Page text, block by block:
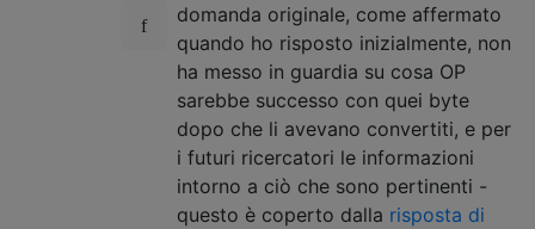
domanda originale, come affermato
quando ho risposto inizialmente, non
ha messo in guardia su cosa OP
sarebbe successo con quei byte
dopo che li avevano convertiti, e per
i futuri ricercatori le informazioni
intorno a ciò che sono pertinenti -
questo è coperto dalla risposta di